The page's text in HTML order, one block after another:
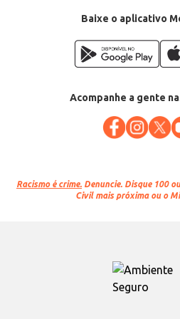
Baixe o aplicativo
Acompanhe a gente
Racismo é crime. Denuncie. Disque 100
Civil mais próxima ou o